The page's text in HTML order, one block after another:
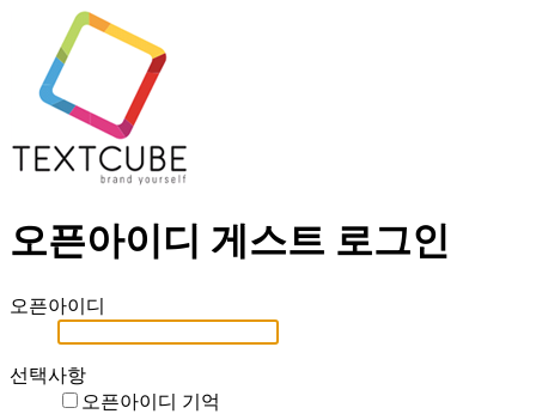
오픈아이디 게스트 로그인
오픈아이디
선택사항
오픈아이디 기억